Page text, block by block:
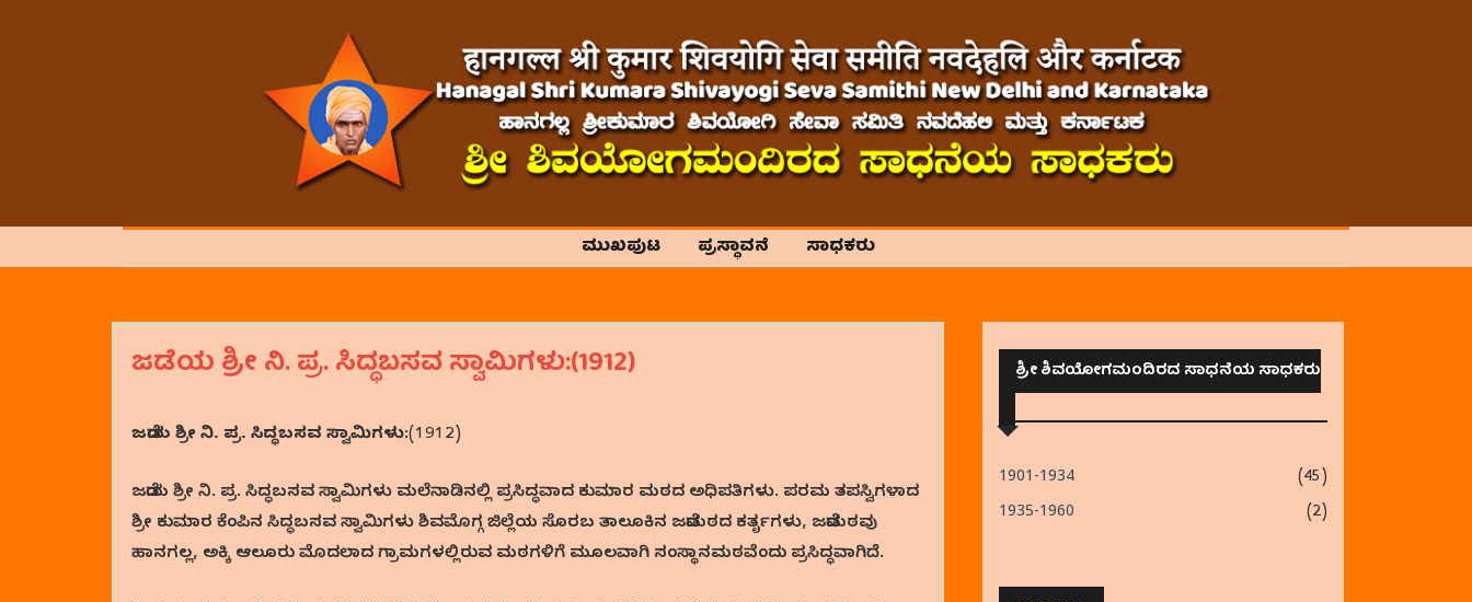
ಮುಖಪುಟ ಪ್ರಸ್ಥಾವನೆ ಸಾಧಕರು
ಜಡೆಯ ಶ್ರೀ ನಿ. ಪ್ರ. ಸಿದ್ಧಬಸವ ಸ್ವಾಮಿಗಳು:(1912)
ಜಡೆಯ ಶ್ರೀ ನಿ. ಪ್ರ. ಸಿದ್ಧಬಸವ ಸ್ವಾಮಿಗಳು:(1912)
ಜಡೆಯ ಶ್ರೀ ನಿ. ಪ್ರ. ಸಿದ್ಧಬಸವ ಸ್ವಾಮಿಗಳು ಮಲೆನಾಡಿನಲ್ಲಿ ಪ್ರಸಿದ್ಧವಾದ ಕುಮಾರ ಮಠದ ಅಧಿಪತಿಗಳು. ಪರಮ ತಪಸ್ವಿಗಳಾದ
ಶ್ರೀ ಕುಮಾರ ಕೆಂಪಿನ ಸಿದ್ಧಬಸವ ಸ್ವಾಮಿಗಳು ಶಿವಮೊಗ್ಗ ಜಿಲ್ಲೆಯ ಸೊರಬ ತಾಲೂಕಿನ ಜಡೆಮಠದ ಕರ್ತೃಗಳು, ಜಡೆಮಠವು
ಹಾನಗಲ್ಲ, ಅಕ್ಕಿ ಆಲೂರು ಮೊದಲಾದ ಗ್ರಾಮಗಳಲ್ಲಿರುವ ಮಠಗಳಿಗೆ ಮೂಲವಾಗಿ ಸಂಸ್ಥಾನಮಠವೆಂದು ಪ್ರಸಿದ್ಧವಾಗಿದೆ.
ಶ್ರೀ ಶಿವಯೋಗಮಂದಿರದ ಸಾಧನೆಯ ಸಾಧಕರು
1901-1934
(45)
1935-1960
(2)